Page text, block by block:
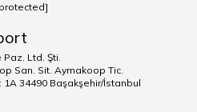
Paz. Ltd. Şti.
San. Sit. Aymakoop Tic.
1A 34490 Başakşehir/İstanbul